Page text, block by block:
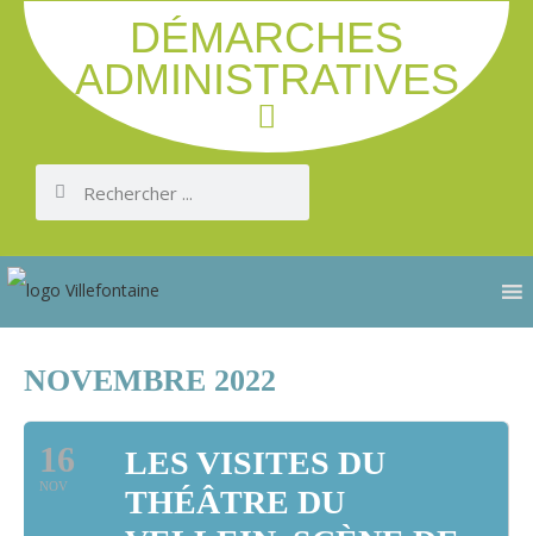
DÉMARCHES
ADMINISTRATIVES
NOVEMBRE 2022
16
NOV
LES VISITES DU
THÉÂTRE DU